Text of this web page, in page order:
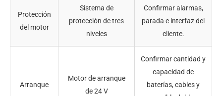
Protección
del motor
Sistema de
protección de tres
niveles
Confirmar alarmas,
parada e interfaz del
cliente.
Arranque
Motor de arranque
de 24 V
Confirmar cantidad y
capacidad de
baterías, cables y